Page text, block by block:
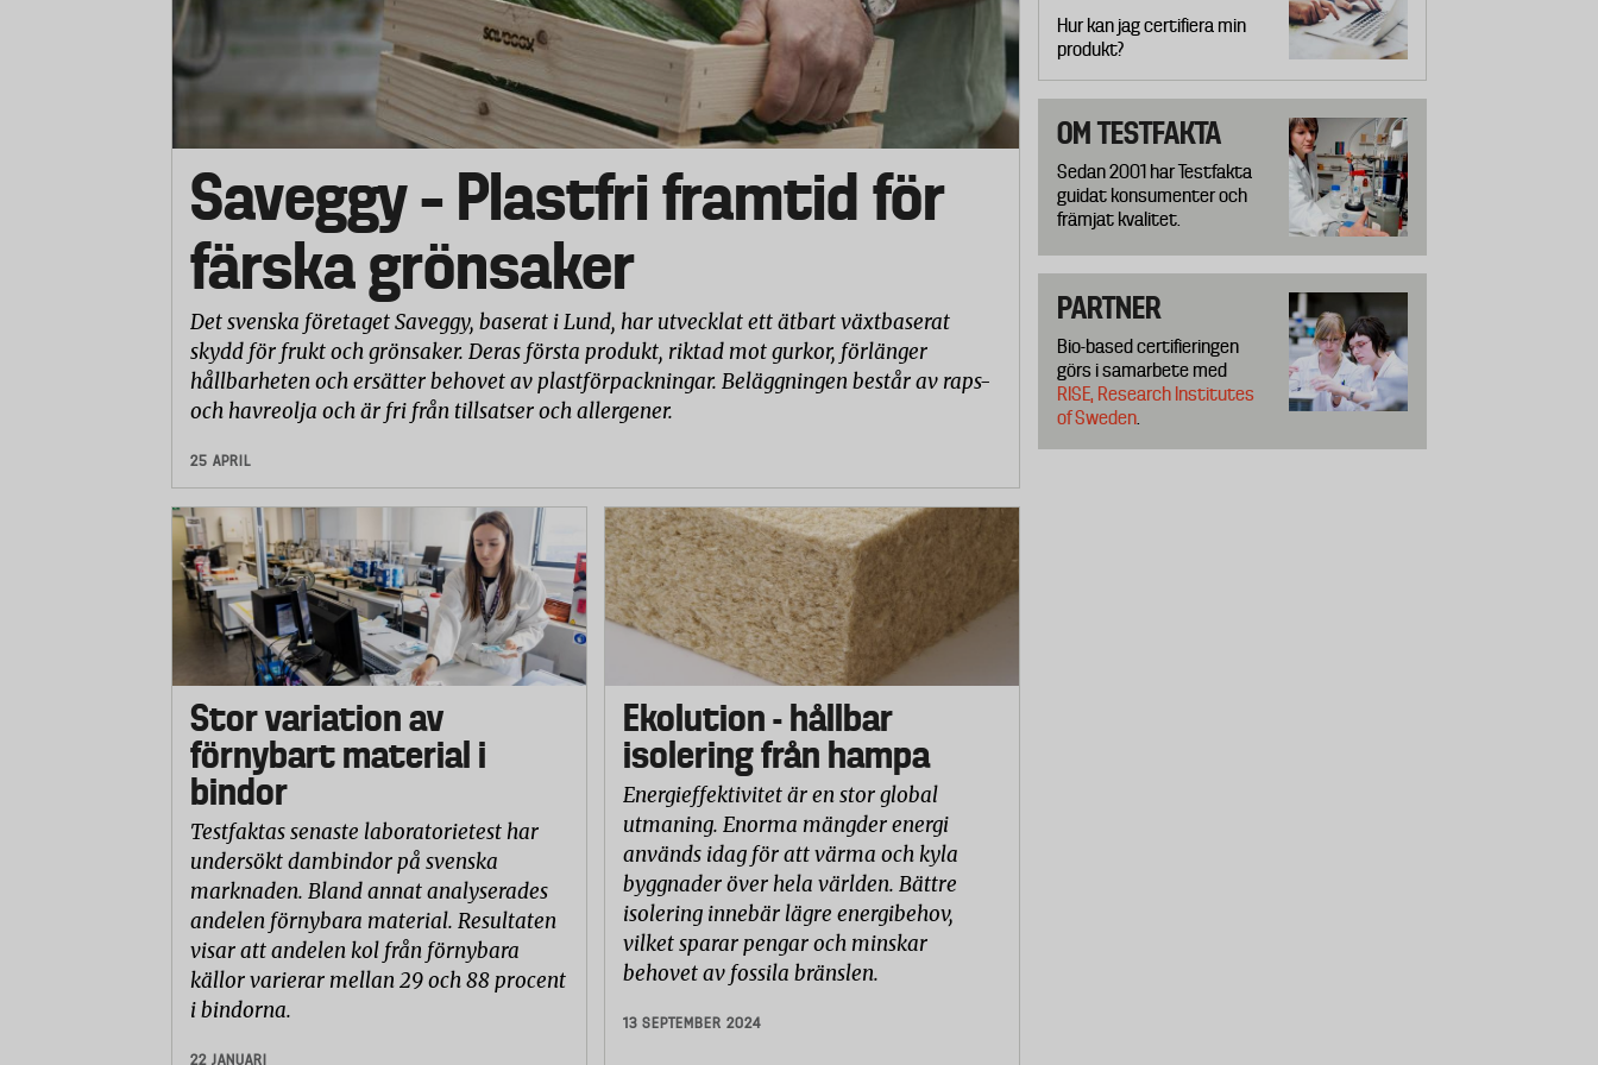
Saveggy – Plastfri framtid för
färska grönsaker
Det svenska företaget Saveggy, baserat i Lund, har utvecklat ett ätbart växtbaserat
skydd för frukt och grönsaker. Deras första produkt, riktad mot gurkor, förlänger
hållbarheten och ersätter behovet av plastförpackningar. Beläggningen består av raps-
och havreolja och är fri från tillsatser och allergener.
25 APRIL
Stor variation av
förnybart material i
bindor
Testfaktas senaste laboratorietest har
undersökt dambindor på svenska
marknaden. Bland annat analyserades
andelen förnybara material. Resultaten
visar att andelen kol från förnybara
källor varierar mellan 29 och 88 procent
i bindorna.
22 JANUARI
Ekolution - hållbar
isolering från hampa
Energieffektivitet är en stor global
utmaning. Enorma mängder energi
används idag för att värma och kyla
byggnader över hela världen. Bättre
isolering innebär lägre energibehov,
vilket sparar pengar och minskar
behovet av fossila bränslen.
13 SEPTEMBER 2024
Hur kan jag certifiera min
produkt?
OM TESTFAKTA
Sedan 2001 har Testfakta
guidat konsumenter och
främjat kvalitet.
PARTNER
Bio-based certifieringen
görs i samarbete med
RISE, Research Institutes
of Sweden.